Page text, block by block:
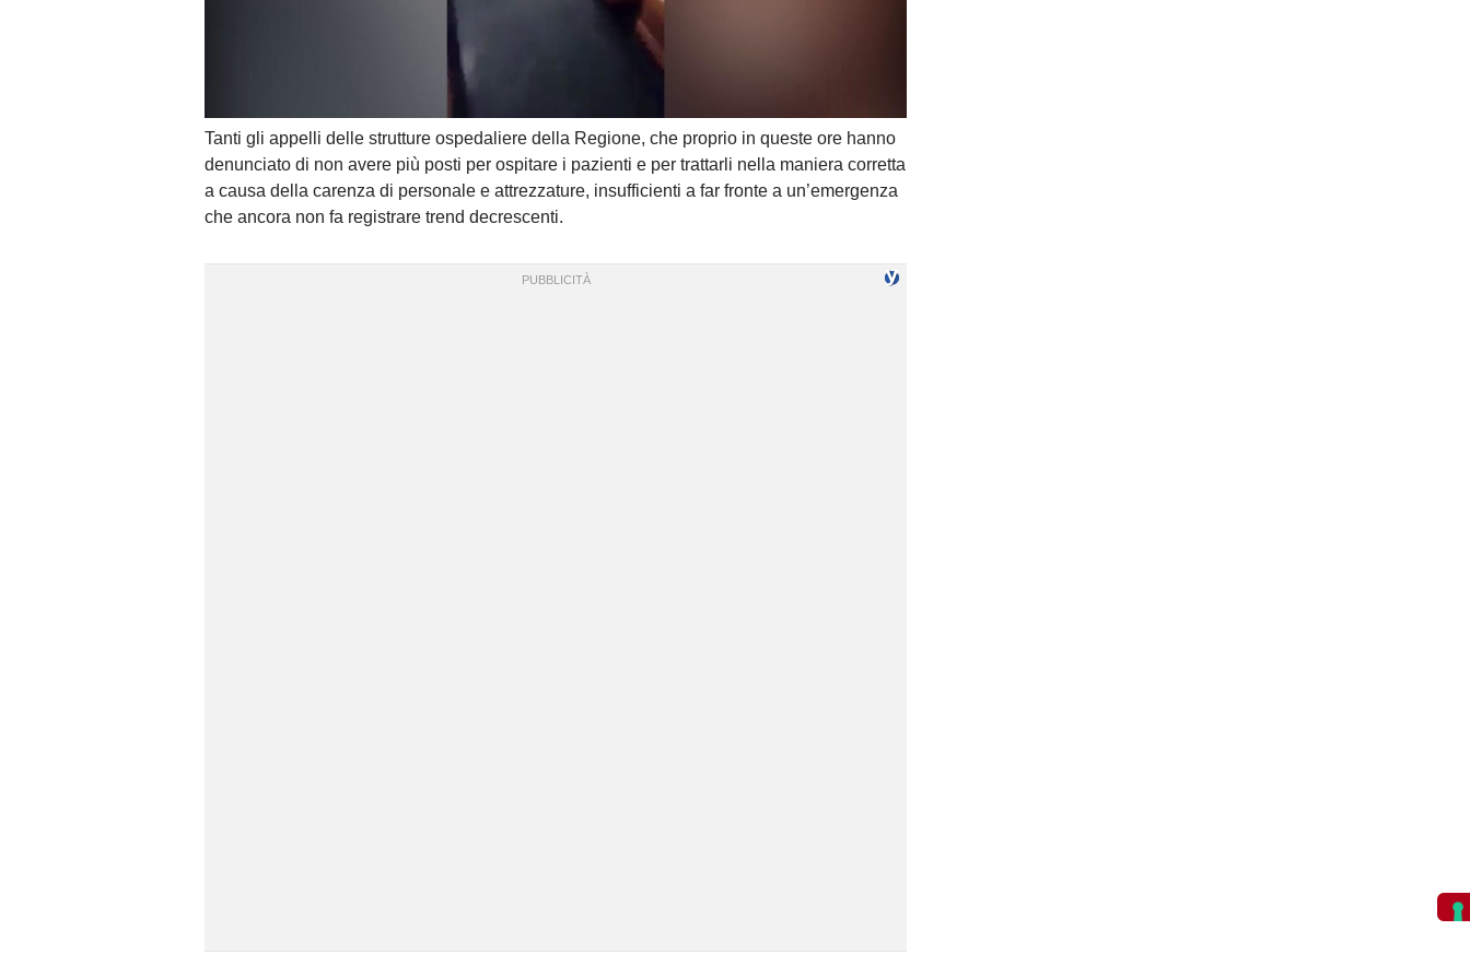
Tanti gli appelli delle strutture ospedaliere della Regione, che proprio in queste ore hanno
denunciato di non avere più posti per ospitare i pazienti e per trattarli nella maniera corretta
a causa della carenza di personale e attrezzature, insufficienti a far fronte a un’emergenza
che ancora non fa registrare trend decrescenti.